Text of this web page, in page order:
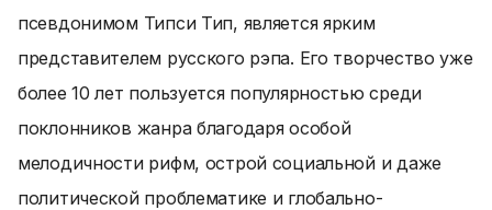
псевдонимом Типси Тип, является ярким
представителем русского рэпа. Его творчество уже
более 10 лет пользуется популярностью среди
поклонников жанра благодаря особой
мелодичности рифм, острой социальной и даже
политической проблематике и глобально-